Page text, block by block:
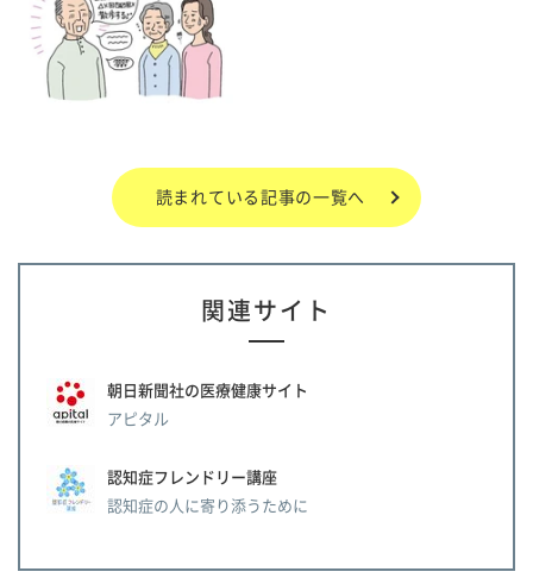
読まれている記事の一覧へ
関連サイト
朝日新聞社の医療健康サイト
アピタル
認知症フレンドリー講座
認知症の人に寄り添うために